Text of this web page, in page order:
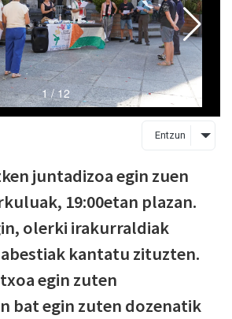
Entzun
juntadizoa egin zuen
19:00etan plazan.
olerki irakurraldiak
kantatu zituzten.
egin zuten
bat egin zuten dozenatik